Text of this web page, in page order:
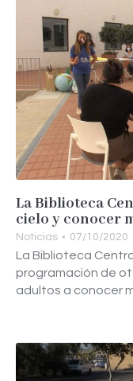
La Biblioteca
cielo y conocer
Noticias 07/10/2020
La Biblioteca
programación de
adultos a conocer